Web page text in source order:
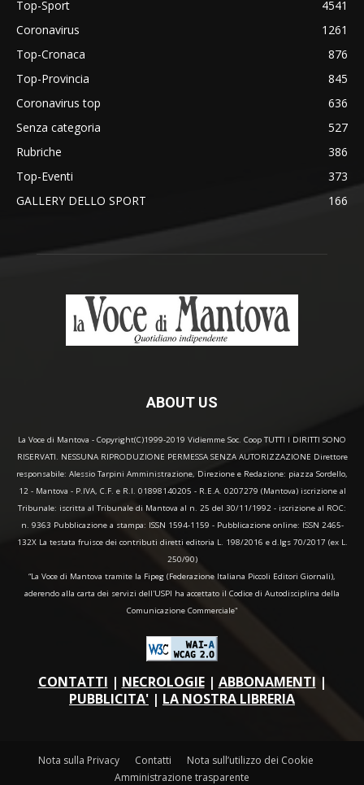
Top-Sport
4541
Coronavirus
1261
Top-Cronaca
876
Top-Provincia
845
Coronavirus top
636
Senza categoria
527
Rubriche
386
Top-Eventi
373
GALLERY DELLO SPORT
166
ABOUT US
La Voce di Mantova - Copyright(C)1999-2019 Vidiemme Soc. Coop TUTTI I DIRITTI SONO
RISERVATI. NESSUNA RIPRODUZIONE PERMESSA SENZA AUTORIZZAZIONE Direttore
responsabile: Alessio Tarpini Amministrazione, Direzione e Redazione: piazza Sordello,
12 - Mantova - P.IVA, C.F. e R.I. 01898140205 - R.E.A. 0207279 (Mantova) iscrizione al
Tribunale: iscritta al Tribunale di Mantova al n. 25 del 30/11/1992 - iscrizione al ROC:
n. 9363 Pubblicazione a stampa: ISSN 1594-1159 - Pubblicazione online: ISSN 2465-
132X La testata fruisce dei contributi diretti editoria L. 198/2016 e d.lgs 70/2017 (ex L.
250/90)
“La Voce di Mantova tramite la Fipeg (Federazione Italiana Piccoli Editori Giornali),
aderendo alla carta dei servizi dell'USPI ha accettato il Codice di Autodisciplina della
Comunicazione Commerciale"
CONTATTI | NECROLOGIE| ABBONAMENTI |
PUBBLICITA' | LA NOSTRA LIBRERIA
Nota sulla Privacy Contatti
Nota sull’utilizzo dei Cookie
Amministrazione trasparente